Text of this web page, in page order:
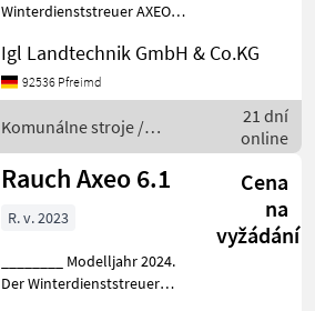
Winterdienststreuer AXEO
Streutechnik für
kommunale Fahrzeuge und
Traktoren. Ob Salz, Splitt,
Sand oder Dünger, AXEO
Igl Landtechnik GmbH & Co.KG
92536 Pfreimd
Komunálne stroje /
Rauch
21 dní
online
Rauch Axeo 6.1
Cena
na
vyžádání
R. v. 2023
________ Modelljahr 2024.
Der Winterdienststreuer